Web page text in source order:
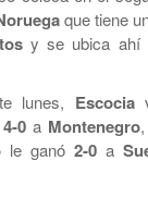
que tiene
y se ubica ahí
lunes, Escocia
4-0a Montenegro
le ganó 2-0 a